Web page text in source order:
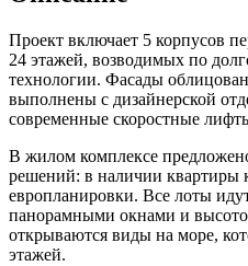
Проект включает 5 корпусов
24 этажей, возводимых по
технологии. Фасады
выполнены с дизайнерской
современные скоростные
В жилом комплексе
решений: в наличии квартиры
европланировки. Все лоты
панорамными окнами и
открываются виды на море,
этажей.